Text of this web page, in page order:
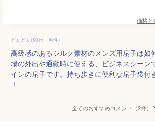
価格と
どんどん(50代・男性)
高級感のあるシルク素材のメンズ用扇子は如
場の外出や通勤時に使える、ビジネスシーン
インの扇子です。持ち歩きに便利な扇子袋付
！
全てのおすすめコメント（2件）